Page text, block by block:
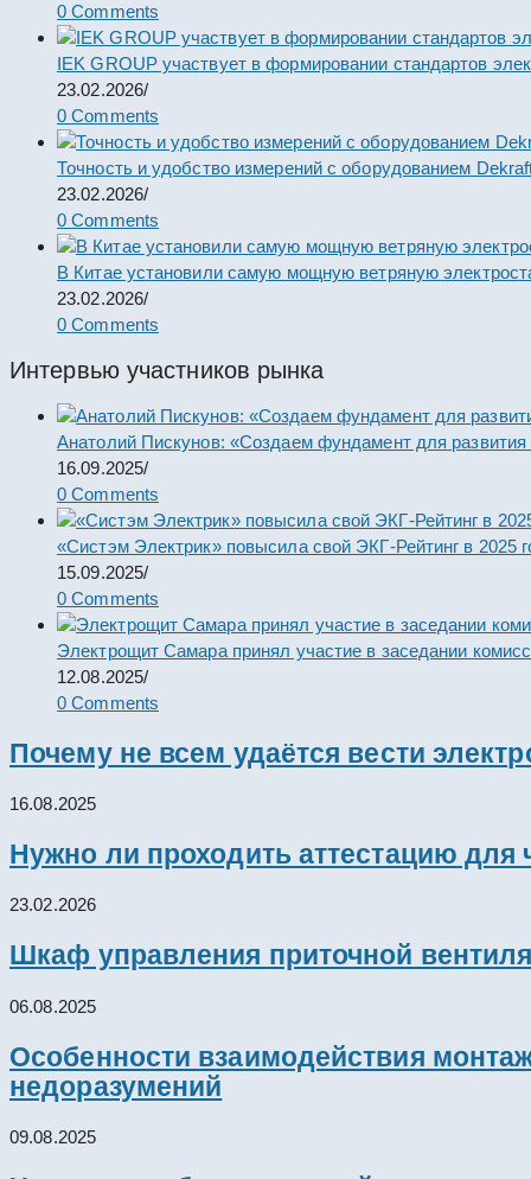
0 Comments
IEK GROUP участвует в формировании стандартов
23.02.2026/
0 Comments
Точность и удобство измерений с оборудованием
23.02.2026/
0 Comments
В Китае установили самую мощную ветряную
23.02.2026/
0 Comments
Интервью участников рынка
Анатолий Пискунов: «Создаем фундамент для развития
16.09.2025/
0 Comments
«Систэм Электрик» повысила свой ЭКГ-Рейтинг в 2025
15.09.2025/
0 Comments
Электрощит Самара принял участие в заседании
12.08.2025/
0 Comments
Почему не всем удаётся вести
16.08.2025
Нужно ли проходить аттестацию для
23.02.2026
Шкаф управления приточной
06.08.2025
Особенности взаимодействия
недоразумений
09.08.2025